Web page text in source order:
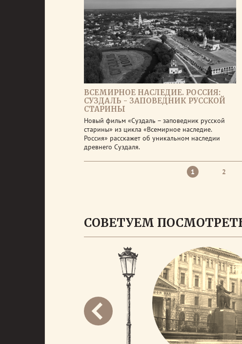
ВСЕМИРНОЕ НАСЛЕДИЕ. РОССИЯ:
СУЗДАЛЬ - ЗАПОВЕДНИК РУССКОЙ
СТАРИНЫ
Новый фильм «Суздаль – заповедник русской
старины» из цикла «Всемирное наследие.
Россия» расскажет об уникальном наследии
древнего Суздаля.
1 2
СОВЕТУЕМ